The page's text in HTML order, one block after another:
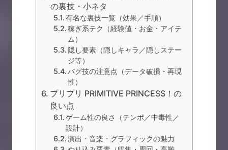
の裏技・小ネタ
有名な裏技一覧（効果／手順）
稼ぎ系テク（経験値・お金・アイテ
ム）
隠し要素（隠しキャラ／隠しステー
ジ等）
バグ技の注意点（データ破損・再現
性）
プリプリ PRIMITIVE PRINCESS！の
良い点
ゲーム性の良さ（テンポ／中毒性／
設計）
演出・音楽・グラフィックの魅力